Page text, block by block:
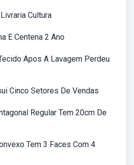
Cultura
E Centena 2 Ano
Apos A Lavagem Perdeu
Cinco Setores De Vendas
Regular Tem 20cm De
Tem 3 Faces Com 4